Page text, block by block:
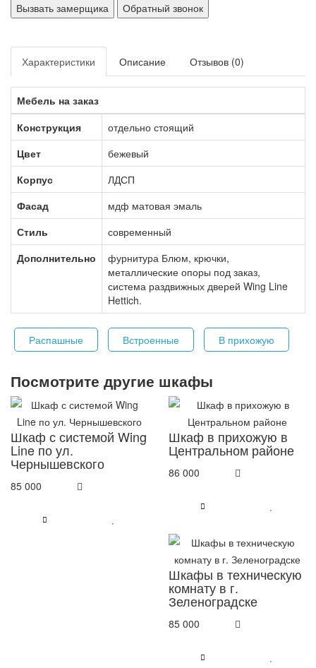
Вызвать замерщика
Обратный звонок
Характеристики Описание Отзывов (0)
Мебель на заказ
Конструкция
отдельно стоящий
Цвет
бежевый
Корпус
ЛДСП
Фасад
мдф матовая эмаль
Стиль
современный
Дополнительно
фурнитура Блюм, крючки,
металлические опоры под заказ,
система раздвижных дверей Wing Line
Hettich.
Распашные Встроенные В прихожую
Посмотрите другие шкафы
Шкаф с системой Wing
Line по ул.
Чернышевского
85 000
Шкаф в прихожую в
Центральном районе
86 000
Шкафы в техническую
комнату в г.
Зеленоградске
85 000